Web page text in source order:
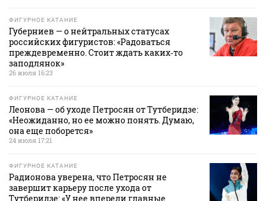
ФИГУРНОЕ КАТАНИЕ
Губерниев — о нейтральных статусах
российских фигуристов: «Радоваться
преждевременно. Стоит ждать каких‑то
заподлянок»
26 июля 16:23
ФИГУРНОЕ КАТАНИЕ
Леонова — об уходе Петросян от Тутберидзе:
«Неожиданно, но ее можно понять. Думаю,
она еще поборется»
24 июля 17:21
ФИГУРНОЕ КАТАНИЕ
Радионова уверена, что Петросян не
завершит карьеру после ухода от
Тутберидзе: «У нее впереди главные